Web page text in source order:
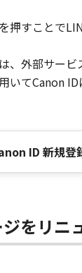
押すことで
、外部サービ
いてCanon
ID 新規登
をリニ